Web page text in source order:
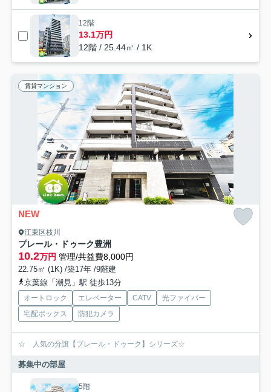
12階
13.1万円
12階 / 25.44㎡ / 1K
賃貸マンション
NEW
江東区枝川
プレール・ドゥーク豊洲
10.2万円 管理/共益費8,000円
22.75㎡ (1K) /築17年 /9階建
京葉線「潮見」駅 徒歩13分
オートロック エレベーター CATV
光ファイバー
宅配ボックス
防犯カメラ
☆ 人気の分譲【プレール・ドゥーク】シリーズ☆
募集中の部屋
5階